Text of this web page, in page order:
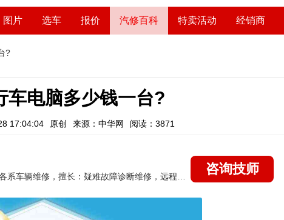
图片 选车 报价 汽修百科 特卖活动 经销商
?
车电脑多少钱一台?
17:04:04 原创 来源：中华网 阅读：3871
咨询技师